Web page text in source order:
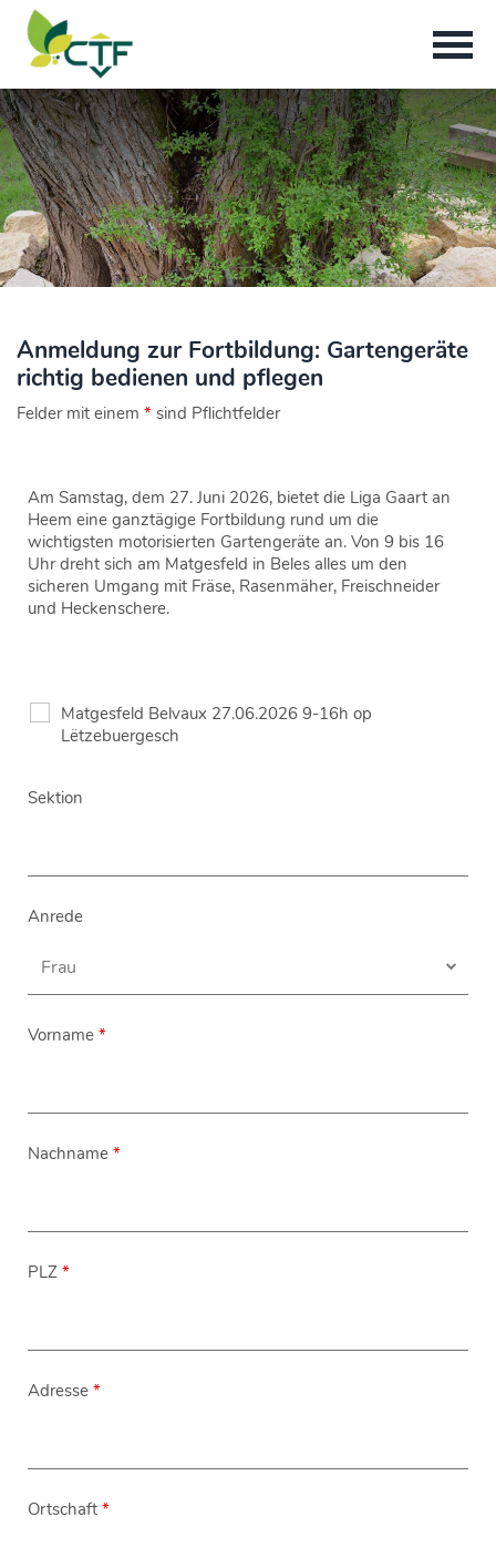
Anmeldung zur Fortbildung: Gartengeräte
richtig bedienen und pflegen
Felder mit einem * sind Pflichtfelder
Am Samstag, dem 27. Juni 2026, bietet die Liga Gaart an
Heem eine ganztägige Fortbildung rund um die
wichtigsten motorisierten Gartengeräte an. Von 9 bis 16
Uhr dreht sich am Matgesfeld in Beles alles um den
sicheren Umgang mit Fräse, Rasenmäher, Freischneider
und Heckenschere.
Matgesfeld Belvaux 27.06.2026 9-16h op
Lëtzebuergesch
Sektion
Anrede
Vorname *
Nachname *
PLZ *
Adresse *
Ortschaft *